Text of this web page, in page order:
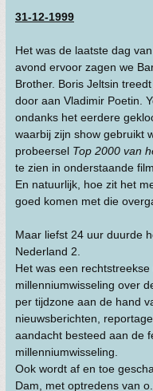
31-12-1999
Het was de laatste dag
avond ervoor zagen we
Brother. Boris Jeltsin
door aan Vladimir Poetin.
ondanks het eerdere
waarbij zijn show gebruikt
probeersel Top 2000 van
te zien in onderstaande
En natuurlijk, hoe zit het
goed komen met die
Maar liefst 24 uur duurde
Nederland 2.
Het was een
millenniumwisseling over
per tijdzone aan de hand
nieuwsberichten,
aandacht besteed aan de
millenniumwisseling.
Ook wordt af en toe
Dam, met optredens van